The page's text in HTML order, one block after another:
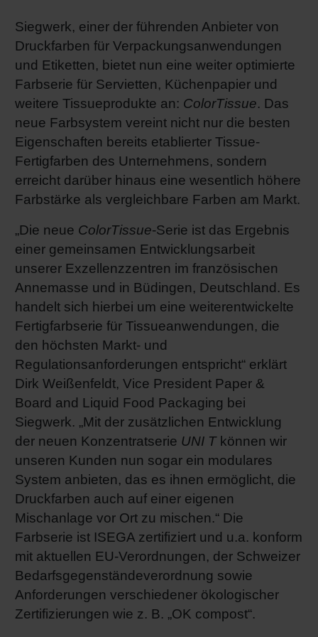
Siegwerk, einer der führenden Anbieter von
Druckfarben für Verpackungsanwendungen
und Etiketten, bietet nun eine weiter optimierte
Farbserie für Servietten, Küchenpapier und
weitere Tissueprodukte an: ColorTissue. Das
neue Farbsystem vereint nicht nur die besten
Eigenschaften bereits etablierter Tissue-
Fertigfarben des Unternehmens, sondern
erreicht darüber hinaus eine wesentlich höhere
Farbstärke als vergleichbare Farben am Markt.
„Die neue ColorTissue-Serie ist das Ergebnis
einer gemeinsamen Entwicklungsarbeit
unserer Exzellenzzentren im französischen
Annemasse und in Büdingen, Deutschland. Es
handelt sich hierbei um eine weiterentwickelte
Fertigfarbserie für Tissueanwendungen, die
den höchsten Markt- und
Regulationsanforderungen entspricht“ erklärt
Dirk Weißenfeldt, Vice President Paper &
Board and Liquid Food Packaging bei
Siegwerk. „Mit der zusätzlichen Entwicklung
der neuen Konzentratserie UNI Tkönnen wir
unseren Kunden nun sogar ein modulares
System anbieten, das es ihnen ermöglicht, die
Druckfarben auch auf einer eigenen
Mischanlage vor Ort zu mischen.“ Die
Farbserie ist ISEGA zertifiziert und u.a. konform
mit aktuellen EU-Verordnungen, der Schweizer
Bedarfsgegenständeverordnung sowie
Anforderungen verschiedener ökologischer
Zertifizierungen wie z. B. „OK compost“.
RETHINK PACKAGING
WEBSEITEN
SPRACHE